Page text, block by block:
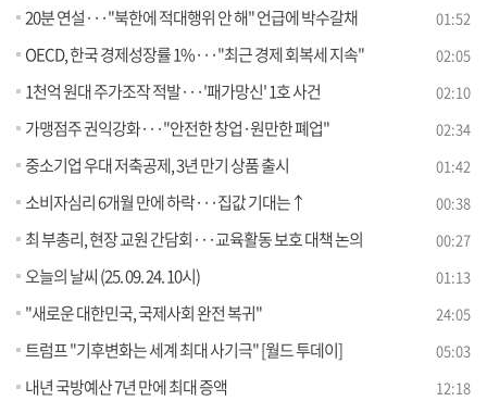
20분 연설···"북한에 적대행위 안 해" 언급에 박수갈채 01:52
OECD, 한국 경제성장률 1%···"최근 경제 회복세 지속" 02:05
1천억 원대 주가조작 적발···'패가망신' 1호 사건 02:10
가맹점주 권익강화···"안전한 창업·원만한 폐업" 02:34
중소기업 우대 저축공제, 3년 만기 상품 출시 01:42
소비자심리 6개월 만에 하락···집값 기대는↑ 00:38
최 부총리, 현장 교원 간담회···교육활동 보호 대책 논의 00:27
오늘의 날씨 (25. 09. 24. 10시) 01:13
"새로운 대한민국, 국제사회 완전 복귀" 24:05
트럼프 "기후변화는 세계 최대 사기극" [월드 투데이] 05:03
내년 국방예산 7년 만에 최대 증액 12:18